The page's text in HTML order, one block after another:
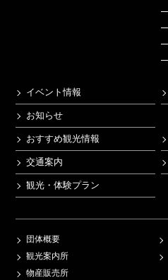
イベント情報
お知らせ
おすすめ観光情報
交通案内
観光・体験プラン
団体概要
観光案内所
物産販売所